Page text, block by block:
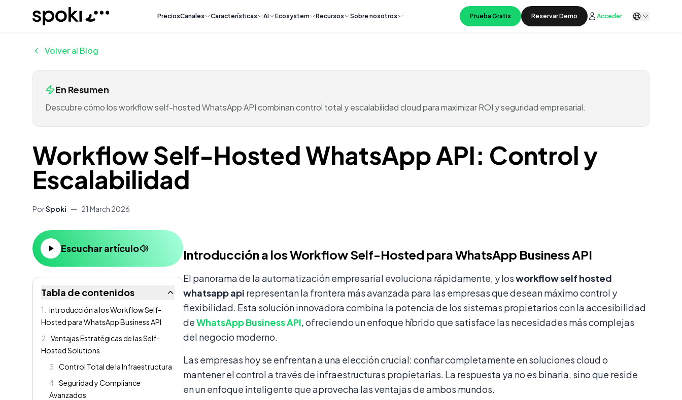
Spoki PreciosCanales Características AI Ecosystem Recursos Sobre nosotros Prueba Gratis Reservar Demo Acceder
Volver al Blog
En Resumen
Descubre cómo los workflow self-hosted WhatsApp API combinan control total y escalabilidad cloud para maximizar ROI y seguridad empresarial.
Workflow Self-Hosted WhatsApp API: Control y
Escalabilidad
PorSpoki — 21 March 2026
Escuchar artículo
Tabla de contenidos
1
Introducción a los Workflow Self-
Hosted para WhatsApp Business API
2
Ventajas Estratégicas de las Self-
Hosted Solutions
3
Control Total de la Infraestructura
4
Seguridad y Compliance
Avanzados
Introducción a los Workflow Self-Hosted para WhatsApp Business API
El panorama de la automatización empresarial evoluciona rápidamente, y losworkflow self hosted
whatsapp api representan la frontera más avanzada para las empresas que desean máximo control y
flexibilidad. Esta solución innovadora combina la potencia de los sistemas propietarios con la accesibilidad
deWhatsApp Business API, ofreciendo un enfoque híbrido que satisface las necesidades más complejas
del negocio moderno.
Las empresas hoy se enfrentan a una elección crucial: confiar completamente en soluciones cloud o
mantener el control a través de infraestructuras propietarias. La respuesta ya no es binaria, sino que reside
en un enfoque inteligente que aprovecha las ventajas de ambos mundos.